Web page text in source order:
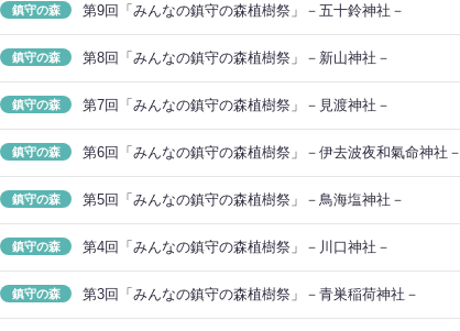
鎮守の森 第9回「みんなの鎮守の森植樹祭」－五十鈴神社－
鎮守の森 第8回「みんなの鎮守の森植樹祭」－新山神社－
鎮守の森 第7回「みんなの鎮守の森植樹祭」－見渡神社－
鎮守の森 第6回「みんなの鎮守の森植樹祭」－伊去波夜和氣命神社－
鎮守の森 第5回「みんなの鎮守の森植樹祭」－鳥海塩神社－
鎮守の森 第4回「みんなの鎮守の森植樹祭」－川口神社－
鎮守の森 第3回「みんなの鎮守の森植樹祭」－青巣稲荷神社－